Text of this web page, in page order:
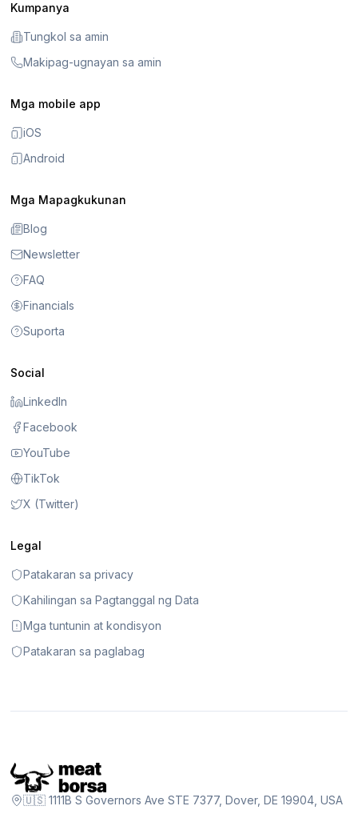
Kumpanya
Tungkol sa amin
Makipag-ugnayan sa amin
Mga mobile app
iOS
Android
Mga Mapagkukunan
Blog
Newsletter
FAQ
Financials
Suporta
Social
LinkedIn
Facebook
YouTube
TikTok
X (Twitter)
Legal
Patakaran sa privacy
Kahilingan sa Pagtanggal ng Data
Mga tuntunin at kondisyon
Patakaran sa paglabag
🇺🇸 1111B S Governors Ave STE 7377, Dover, DE 19904, USA